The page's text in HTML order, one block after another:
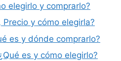
elegirlo y comprarlo?
y cómo elegirla?
es y dónde comprarlo?
es y cómo elegirlo?